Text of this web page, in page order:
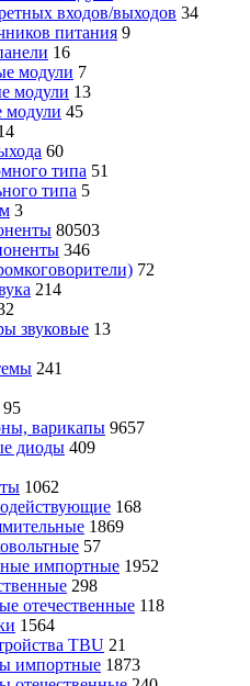
входов/выходов 34
питания 9
16
модули 7
модули 13
модули 45
60
типа 51
типа 5
3
80503
346
72
214
звуковые 13
241
95
варикапы 9657
диоды 409
1062
168
1869
57
импортные 1952
298
отечественные 118
1564
TBU 21
импортные 1873